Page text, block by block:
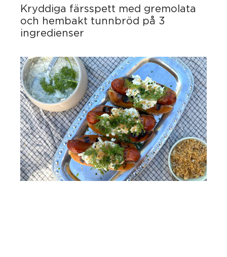
Kryddiga färsspett med gremolata
och hembakt tunnbröd på 3
ingredienser